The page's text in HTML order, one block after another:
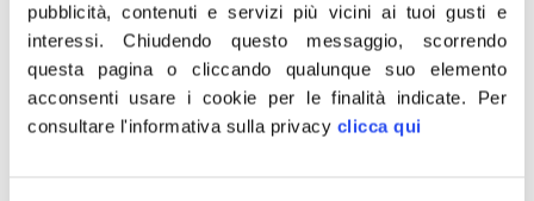
pubblicità, contenuti e servizi più vicini ai tuoi gusti e
interessi.Chiudendo questo messaggio, scorrendo
questa pagina o cliccando qualunque suo elemento
acconsenti usare i cookie per le finalità indicate. Per
consultare l'informativa sulla privacy clicca qui
Quell’attacco non è stato solo un attentato al cuore degli
Stati Uniti, ma è stato un colpo all’Occidente, ai suoi
valori, alla sua cultura, alla sua libertà.
Mi auguro che la giornata di oggi non sia solo una mera